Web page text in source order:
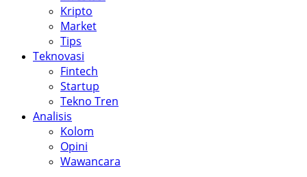
Kripto
Market
Tips
Teknovasi
Fintech
Startup
Tekno Tren
Analisis
Kolom
Opini
Wawancara